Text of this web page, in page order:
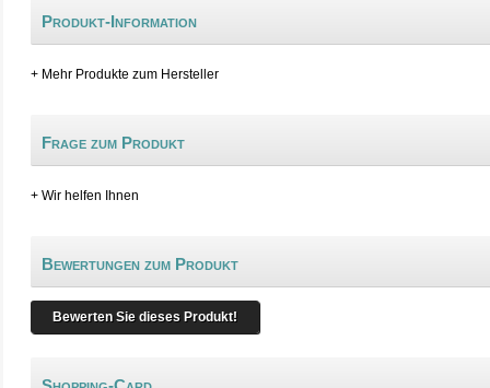
Produkt-Information
+ Mehr Produkte zum Hersteller
Frage zum Produkt
+ Wir helfen Ihnen
Bewertungen zum Produkt
Bewerten Sie dieses Produkt!